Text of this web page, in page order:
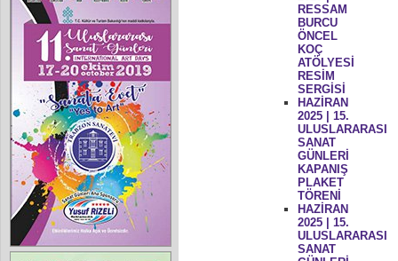
RESSAM
BURCU
ÖNCEL
KOÇ
ATÖLYESİ
RESİM
SERGİSİ
HAZİRAN
2025 | 15.
ULUSLARARASI
SANAT
GÜNLERİ
KAPANIŞ
PLAKET
TÖRENİ
HAZİRAN
2025 | 15.
ULUSLARARASI
SANAT